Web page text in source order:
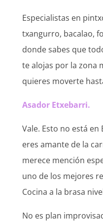
Especialistas en
txangurro, bacalao,
donde sabes que
te alojas por la zona
quieres moverte
Asador Etxebarri.
Vale. Esto no está
eres amante de la
merece mención
uno de los mejores
Cocina a la brasa
No es plan